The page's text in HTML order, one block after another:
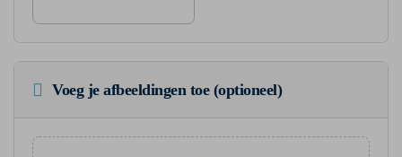
Voeg je afbeeldingen toe (optioneel)